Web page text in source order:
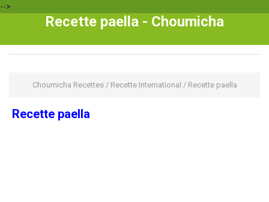
-->
Recette paella - Choumicha
Choumicha Recettes/ Recette International / Recette paella
Recette paella